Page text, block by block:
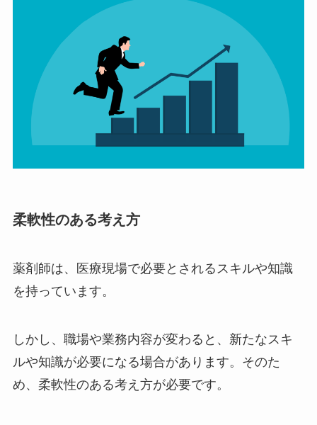
柔軟性のある考え方
薬剤師は、医療現場で必要とされるスキルや知識
を持っています。
しかし、職場や業務内容が変わると、新たなスキ
ルや知識が必要になる場合があります。そのた
め、柔軟性のある考え方が必要です。